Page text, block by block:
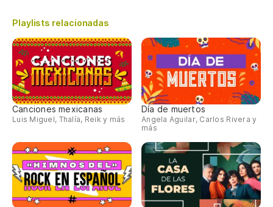
Playlists relacionadas
Canciones mexicanas
Luis Miguel, Thalía, Reik y más
Día de muertos
Angela Aguilar, Carlos Rivera y
más